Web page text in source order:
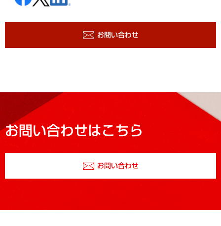
お問い合わせ
お問い合わせはこちら
お問い合わせ